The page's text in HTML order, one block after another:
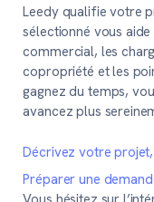
Leedy qualifie votre
sélectionné vous
commercial, les
copropriété et les
gagnez du temps,
avancez plus
Décrivez votre
Préparer une